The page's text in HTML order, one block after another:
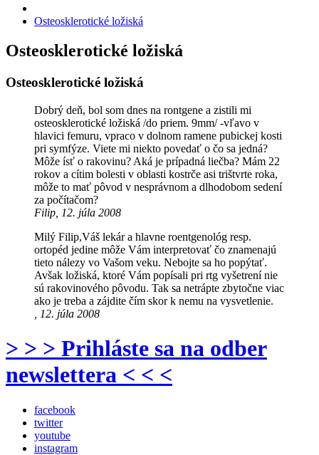
Osteosklerotické ložiská
Osteosklerotické ložiská
Osteosklerotické ložiská
Dobrý deň, bol som dnes na rontgene a zistili mi
osteosklerotické ložiská /do priem. 9mm/ -vľavo v
hlavici femuru, vpraco v dolnom ramene pubickej kosti
pri symfýze. Viete mi niekto povedať o čo sa jedná?
Môže ísť o rakovinu? Aká je prípadná liečba? Mám 22
rokov a cítim bolesti v oblasti kostrče asi trištvrte roka,
môže to mať pôvod v nesprávnom a dlhodobom sedení
za počítačom?
Filip, 12. júla 2008
Milý Filip,Váš lekár a hlavne roentgenológ resp.
ortopéd jedine môže Vám interpretovať čo znamenajú
tieto nálezy vo Vašom veku. Nebojte sa ho popýtať.
Avšak ložiská, ktoré Vám popísali pri rtg vyšetrení nie
sú rakovinového pôvodu. Tak sa netrápte zbytočne viac
ako je treba a zájdite čím skor k nemu na vysvetlenie.
, 12. júla 2008
> > > Prihláste sa na odber
newslettera < < <
facebook
twitter
youtube
instagram